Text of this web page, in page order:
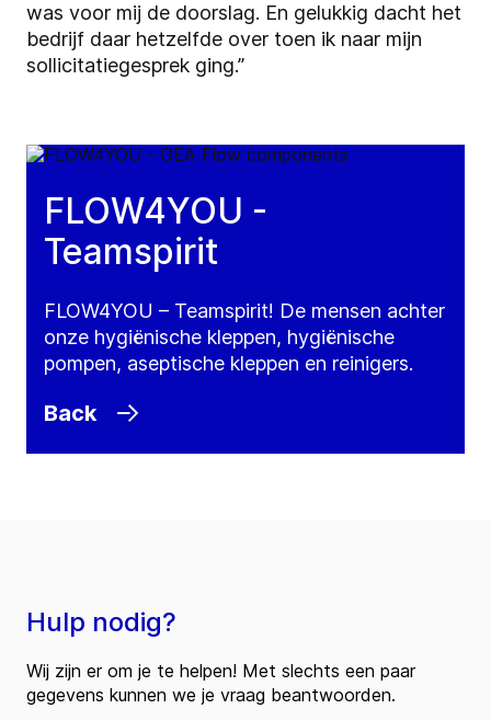
was voor mij de doorslag. En gelukkig dacht het
bedrijf daar hetzelfde over toen ik naar mijn
sollicitatiegesprek ging.”
FLOW4YOU -
Teamspirit
FLOW4YOU – Teamspirit! De mensen achter
onze hygiënische kleppen, hygiënische
pompen, aseptische kleppen en reinigers.
Back
Hulp nodig?
Wij zijn er om je te helpen! Met slechts een paar
gegevens kunnen we je vraag beantwoorden.